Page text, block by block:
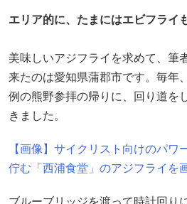
エリア的に、たまにはエビフライ
美味しいアジフライを求めて、筆
来たのは愛知県蒲郡市です。毎年
例の熊野参拝の帰りに、回り道を
きました。
【画像】サイクリスト向けのパワ
佇む「西浦食堂」のアジフライを
ブルーブリッジを渡って時計回り